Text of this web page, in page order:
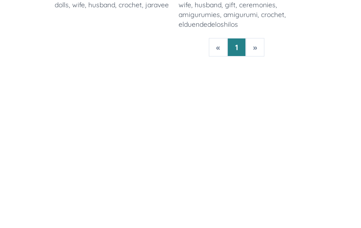
dolls, wife, husband, crochet, jaravee
wife, husband,gift,ceremonies,
amigurumies,amigurumi,crochet,
elduendedeloshilos
« 1 »